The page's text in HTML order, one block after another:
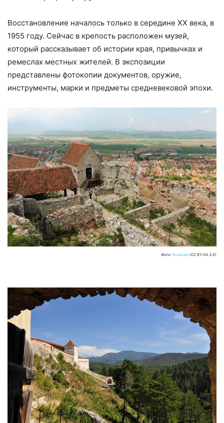
Восстановление началось только в середине ХХ века, в
1955 году. Сейчас в крепость расположен музей,
который рассказывает об истории края, привычках и
ремеслах местных жителей. В экспозиции
представлены фотокопии документов, оружие,
инструменты, марки и предметы средневековой эпохи.
Фото: Nicubunu (CC BY-SA 3.0)